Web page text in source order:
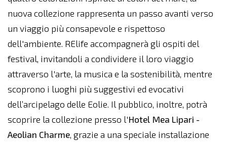
nuova collezione rappresenta un passo avanti verso
un viaggio più consapevole e rispettoso
dell'ambiente. RElife accompagnerà gli ospiti del
festival, invitandoli a condividere il loro viaggio
attraverso l'arte, la musica e la sostenibilità, mentre
scoprono i luoghi più suggestivi ed evocativi
dell’arcipelago delle Eolie. Il pubblico, inoltre, potrà
scoprire la collezione presso l'Hotel Mea Lipari -
Aeolian Charme, grazie a una speciale installazione